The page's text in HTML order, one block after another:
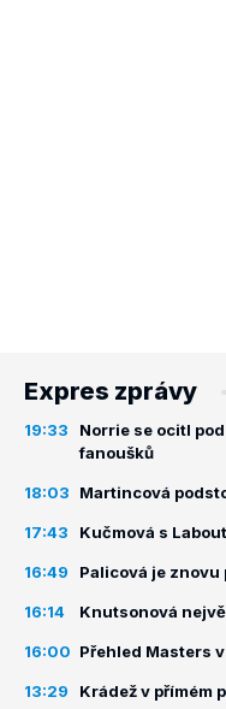
Expres zprávy
19:33
Norrie se ocitl
fanoušků
18:03 Martincová
17:43 Kučmová s
16:49 Palicová je
16:14 Knutsonová
16:00 Přehled Masters
13:29 Krádež v přímém